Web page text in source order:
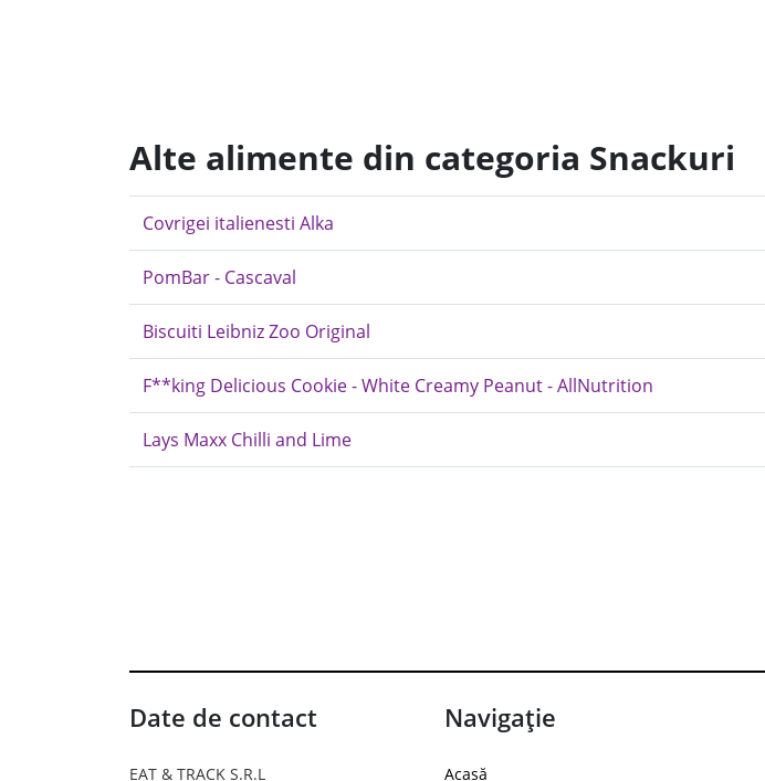
Alte alimente din categoria Snackuri
Covrigei italienesti Alka
PomBar - Cascaval
Biscuiti Leibniz Zoo Original
F**king Delicious Cookie - White Creamy Peanut - AllNutrition
Lays Maxx Chilli and Lime
Date de contact
EAT & TRACK S.R.L
Navigație
Acasă